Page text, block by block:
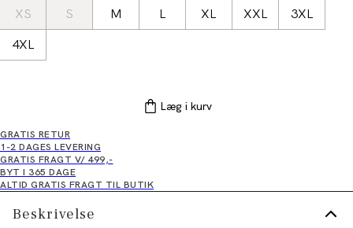
XS S M L XL XXL
3XL
4XL
Læg i kurv
GRATIS RETUR
1-2 DAGES LEVERING
GRATIS FRAGT V/ 499,-
BYT I 365 DAGE
ALTID GRATIS FRAGT TIL BUTIK
Beskrivelse